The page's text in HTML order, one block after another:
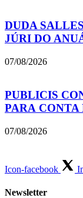
DUDA
JÚRI DO
07/08/2026
PUBLICIS
PARA CONTA
07/08/2026
Icon-facebook
Newsletter